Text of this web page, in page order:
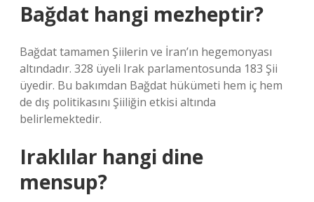
Bağdat hangi mezheptir?
Bağdat tamamen Şiilerin ve İran’ın hegemonyası
altındadır. 328 üyeli Irak parlamentosunda 183 Şii
üyedir. Bu bakımdan Bağdat hükümeti hem iç hem
de dış politikasını Şiiliğin etkisi altında
belirlemektedir.
Iraklılar hangi dine
mensup?